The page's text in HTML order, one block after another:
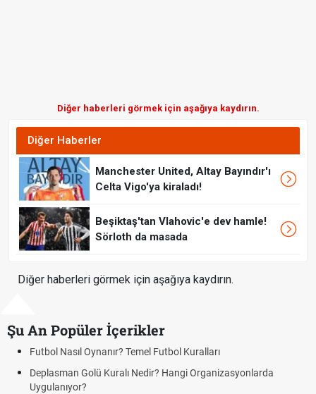
Diğer haberleri görmek için aşağıya kaydırın.
Diğer Haberler
Manchester United, Altay Bayındır'ı
Celta Vigo'ya kiraladı!
Beşiktaş'tan Vlahovic'e dev hamle!
Sörloth da masada
Diğer haberleri görmek için aşağıya kaydırın.
Şu An Popüler İçerikler
Nasıl Oynanır? Temel Futbol Kuralları
Golü Kuralı Nedir? Hangi Organizasyonlarda